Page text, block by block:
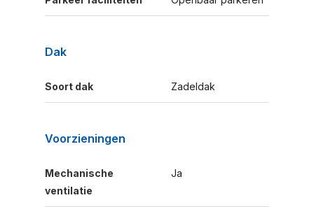
Dak
Soort dak Zadeldak
Voorzieningen
Mechanische
ventilatie
Ja